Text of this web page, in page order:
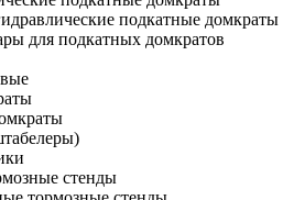
подкатные домкраты
для подкатных домкратов
стенды